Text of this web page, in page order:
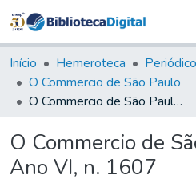
&
Tudo na
Início Hemeroteca
O Commercio de São Paulo
O Commercio de São Paulo, 1898, Ano VI, n. 1607
O Commercio de
Ano VI, n. 1607